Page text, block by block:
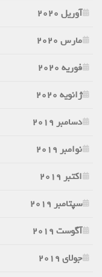
آوریل 2020
مارس 2020
فوریه 2020
ژانویه 2020
دسامبر 2019
نوامبر 2019
اکتبر 2019
سپتامبر 2019
آگوست 2019
جولای 2019